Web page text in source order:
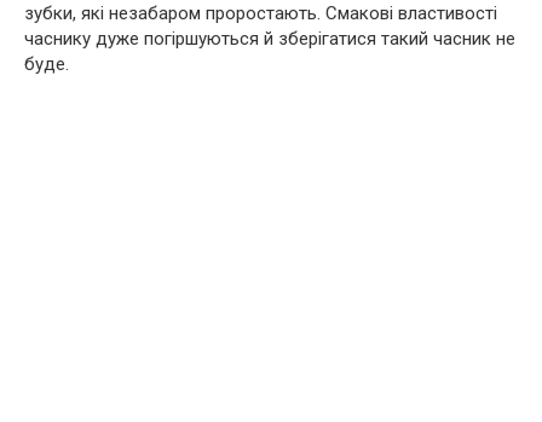
зубки, які незабаром проростають. Смакові властивості
часнику дуже погіршуються й зберігатися такий часник не
буде.